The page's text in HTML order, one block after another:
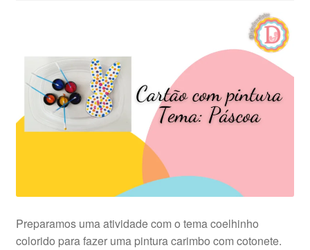
Preparamos uma atividade com o tema coelhinho
colorido para fazer uma pintura carimbo com cotonete.